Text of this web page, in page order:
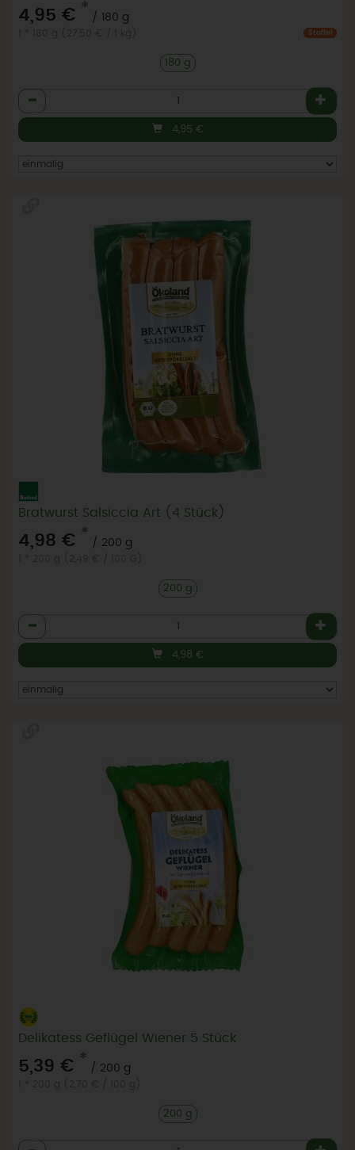
4,95 € *
/ 180 g
Staffel
180 g
Anzahl
4,95 €
Bratwurst Salsiccia Art (4 Stück)
4,98 € *
/ 200 g
200 g
Anzahl
4,98 €
Delikatess Geflügel Wiener 5 Stück
5,39 € *
/ 200 g
200 g
Anzahl